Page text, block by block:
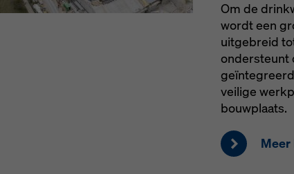
Om de
wordt een
uitgebreid
ondersteunt
veilige
bouwplaats.
Meer